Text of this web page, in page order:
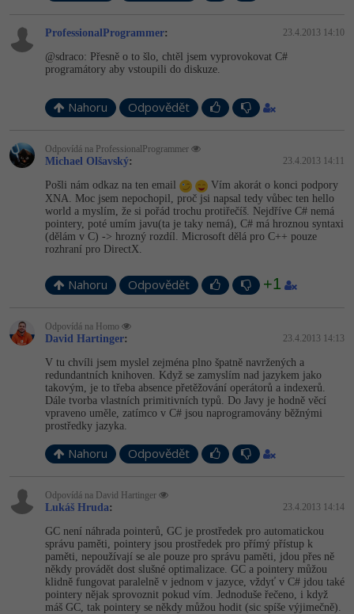
ProfessionalProgrammer: 23.4.2013 14:10
@sdraco: Přesně o to šlo, chtěl jsem vyprovokovat C#
programátory aby vstoupili do diskuze.
Nahoru Odpovědět
Odpovídá na ProfessionalProgrammer
Michael Olšavský: 23.4.2013 14:11
Pošli nám odkaz na ten email
Vím akorát o konci podpory
XNA. Moc jsem nepochopil, proč jsi napsal tedy vůbec ten hello
world a myslím, že si pořád trochu protiřečíš. Nejdříve C# nemá
pointery, poté umím javu(ta je taky nemá), C# má hroznou syntaxi
(dělám v C) -> hrozný rozdíl. Microsoft dělá pro C++ pouze
rozhraní pro DirectX.
Nahoru Odpovědět +1
Odpovídá na Homo
David Hartinger: 23.4.2013 14:13
V tu chvíli jsem myslel zejména plno špatně navržených a
redundantních knihoven. Když se zamyslím nad jazykem jako
takovým, je to třeba absence přetěžování operátorů a indexerů.
Dále tvorba vlastních primitivních typů. Do Javy je hodně věcí
vpraveno uměle, zatímco v C# jsou naprogramovány běžnými
prostředky jazyka.
Nahoru Odpovědět
Odpovídá na David Hartinger
Lukáš Hruda: 23.4.2013 14:14
GC není náhrada pointerů, GC je prostředek pro automatickou
správu paměti, pointery jsou prostředek pro přímý přístup k
paměti, nepoužívají se ale pouze pro správu paměti, jdou přes ně
někdy provádět dost slušné optimalizace. GC a pointery můžou
klidně fungovat paralelně v jednom v jazyce, vždyť v C# jdou také
pointery nějak sprovoznit pokud vím. Jednoduše řečeno, i když
máš GC, tak pointery se někdy můžou hodit (sic spíše výjimečně).